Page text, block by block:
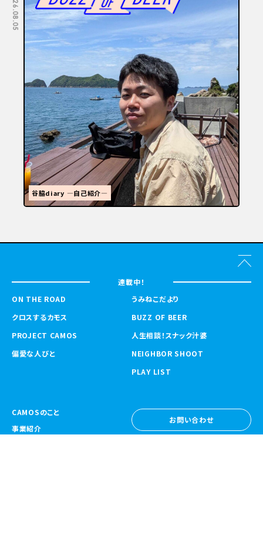
2026.08.05
福岡といえばラーメン
連載中！
ON THE ROAD
クロスするカモス
PROJECT CAMOS
偏愛な人びと
うみねこだより
BUZZ OF BEER
人生相談！スナック汁婆
NEIGHBOR SHOOT
PLAY LIST
CAMOSのこと
事業紹介
お問い合わせ